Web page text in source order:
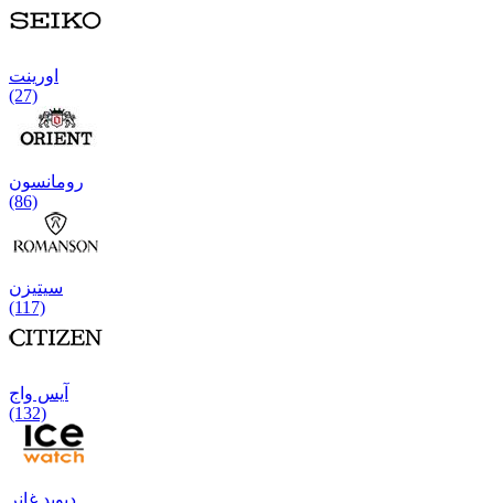
اورینت
(27)
رومانسون
(86)
سیتیزن
(117)
آیس واج
(132)
دیوید غانر